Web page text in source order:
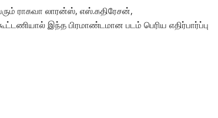
ராகவா லாரன்ஸ், எஸ்.கதிரேசன்,
இந்த பிரமாண்டமான படம் பெரிய எதிர்பார்ப்பு